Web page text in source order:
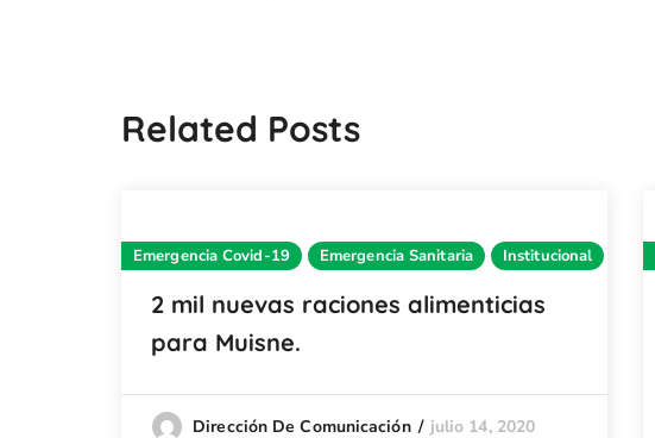
Related Posts
Emergencia Covid-19 Emergencia Sanitaria Institucional
2 mil nuevas raciones alimenticias
para Muisne.
Dirección De Comunicación julio 14, 2020